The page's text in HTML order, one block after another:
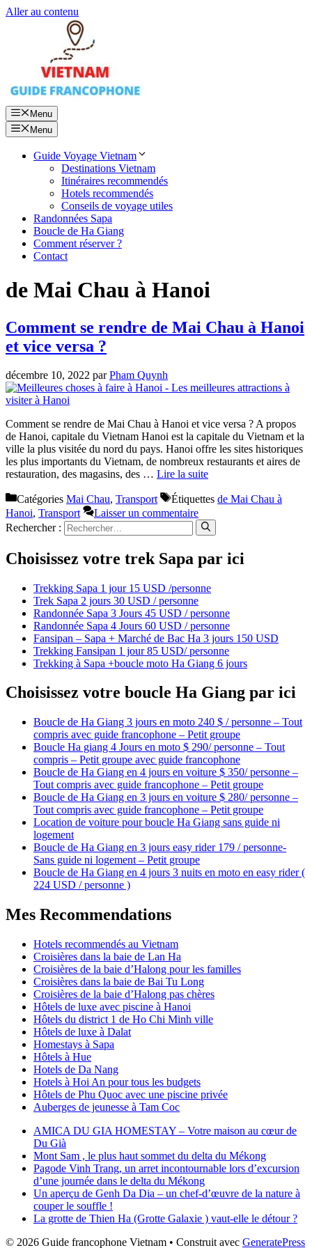
Aller au contenu
Menu
Menu
Guide Voyage Vietnam
Destinations Vietnam
Itinéraires recommendés
Hotels recommendés
Conseils de voyage utiles
Randonnées Sapa
Boucle de Ha Giang
Comment réserver ?
Contact
de Mai Chau à Hanoi
Comment se rendre de Mai Chau à Hanoi
et vice versa ?
décembre 10, 2022 parPham Quynh
Comment se rendre de Mai Chau à Hanoi et vice versa ? A propos
de Hanoi, capitale du Vietnam Hanoi est la capitale du Vietnam et la
ville la plus visitée du nord du pays. Hanoi offre les sites historiques
les plus importants du Vietnam, de nombreux restaurants et aires de
restauration, des magasins, des … Lire la suite
Catégories Mai Chau, Transport Étiquettes de Mai Chau à
Hanoi, Transport
Laisser un commentaire
Rechercher :
Choisissez votre trek Sapa par ici
Trekking Sapa 1 jour 15 USD /personne
Trek Sapa 2 jours 30 USD / personne
Randonnée Sapa 3 Jours 45 USD / personne
Randonnée Sapa 4 Jours 60 USD / personne
Fansipan – Sapa + Marché de Bac Ha 3 jours 150 USD
Trekking Fansipan 1 jour 85 USD/ personne
Trekking à Sapa +boucle moto Ha Giang 6 jours
Choisissez votre boucle Ha Giang par ici
Boucle de Ha Giang 3 jours en moto 240 $ / personne – Tout
compris avec guide francophone – Petit groupe
Boucle Ha giang 4 Jours en moto $ 290/ personne – Tout
compris – Petit groupe avec guide francophone
Boucle de Ha Giang en 4 jours en voiture $ 350/ personne –
Tout compris avec guide francophone – Petit groupe
Boucle de Ha Giang en 3 jours en voiture $ 280/ personne –
Tout compris avec guide francophone – Petit groupe
Location de voiture pour boucle Ha Giang sans guide ni
logement
Boucle de Ha Giang en 3 jours easy rider 179 / personne-
Sans guide ni logement – Petit groupe
Boucle de Ha Giang en 4 jours 3 nuits en moto en easy rider (
224 USD / personne )
Mes Recommendations
Hotels recommendés au Vietnam
Croisières dans la baie de Lan Ha
Croisières de la baie d’Halong pour les familles
Croisières dans la baie de Bai Tu Long
Croisières de la baie d’Halong pas chères
Hôtels de luxe avec piscine à Hanoi
Hôtels du district 1 de Ho Chi Minh ville
Hôtels de luxe à Dalat
Homestays à Sapa
Hôtels à Hue
Hotels de Da Nang
Hotels à Hoi An pour tous les budgets
Hôtels de Phu Quoc avec une piscine privée
Auberges de jeunesse à Tam Coc
AMICA DU GIA HOMESTAY – Votre maison au cœur de
Du Già
Mont Sam , le plus haut sommet du delta du Mékong
Pagode Vinh Trang, un arret incontournable lors d’excursion
d’une journée dans le delta du Mékong
Un aperçu de Genh Da Dia – un chef-d’œuvre de la nature à
couper le souffle !
La grotte de Thien Ha (Grotte Galaxie ) vaut-elle le détour ?
© 2026 Guide francophone Vietnam • Construit avec GeneratePress